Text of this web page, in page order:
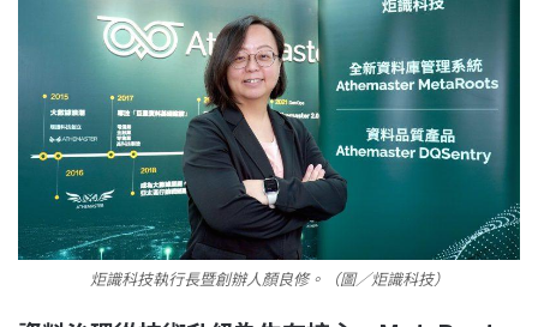
炬識科技執行長暨創辦人顏良修。（圖／炬識科技）